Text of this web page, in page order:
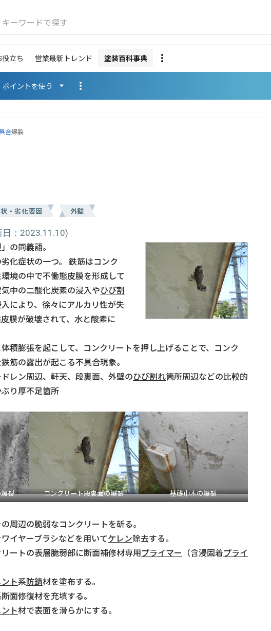
ーワードで探す
立ち 営業最新トレンド 塗装百科事典
ポイントを使う
合爆裂
・劣化要因 外壁
日：2023.11.10)
の同義語。
化症状の一つ。 鉄筋はコンク
境の中で不働態皮膜を形成して
中の二酸化炭素の浸入やひび割
により、徐々にアルカリ性が失
膜が破壊されて、水と酸素に
積膨張を起こして、コンクリートを押し上げることで、コンク
筋の露出が起こる不具合現象。
レン周辺、軒天、段裏面、外壁のひび割れ箇所周辺などの比較的
り厚不足箇所
裂 コンクリート段裏面の爆裂 基礎巾木の爆裂
周辺の脆弱なコンクリートを斫る。
イヤーブラシなどを用いてケレン除去する。
ートの表層脆弱部に断面補修材専用プライマー （含浸固着プライ
ト系防錆材を塗布する。
面修復材を充填する。
ト材で表面を滑らかにする。